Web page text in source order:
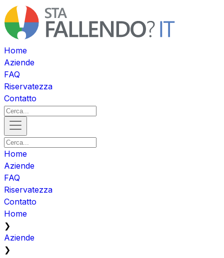
Home
Aziende
FAQ
Riservatezza
Contatto
Home
Aziende
FAQ
Riservatezza
Contatto
Home
❯
Aziende
❯